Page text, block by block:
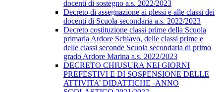
docenti di sostegno a.s. 2022/2023
Decreto di assegnazione ai plessi e alle classi dei
docenti di Scuola secondaria a.s. 2022/2023
Decreto costituzione classi prime della Scuola
primaria Ardore Schiavo, delle classi prime e
delle classi seconde Scuola secondaria di primo
grado Ardore Marina a.s. 2022/2023
DECRETO CHIUSURA NEI GIORNI
PREFESTIVI E DI SOSPENSIONE DELLE
ATTIVITA’ DIDATTICHE -ANNO